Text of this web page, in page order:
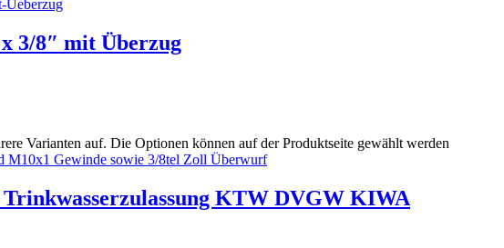
3/8″ mit Überzug
Varianten auf. Die Optionen können auf der Produktseite gewählt werden
KTW DVGW KIWA